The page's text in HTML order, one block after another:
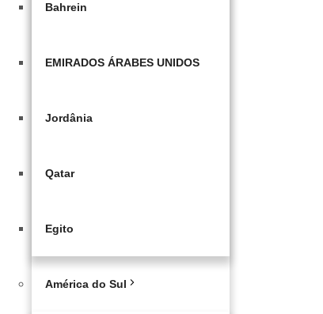
Bahrein
EMIRADOS ÁRABES UNIDOS
Jordânia
Qatar
Egito
América do Sul